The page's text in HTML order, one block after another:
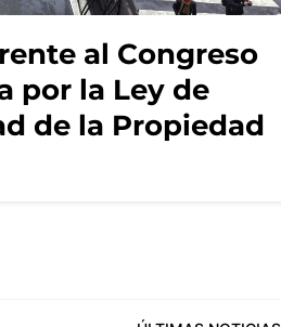
al Congreso
por la Ley de
de la Propiedad